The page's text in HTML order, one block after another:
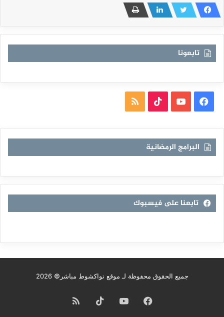
تابعونا
فيسبوكيوتيوب TikTokملخص
RSS
البرامج الرمضانية
تابعنا على فيسبوك
جميع الحقوق محفوظة لـ موقع نواكشوط مباشر© 2026
فيسبوكيوتيوب TikTokملخص